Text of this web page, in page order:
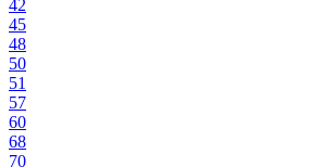
42
45
48
50
51
57
60
68
70